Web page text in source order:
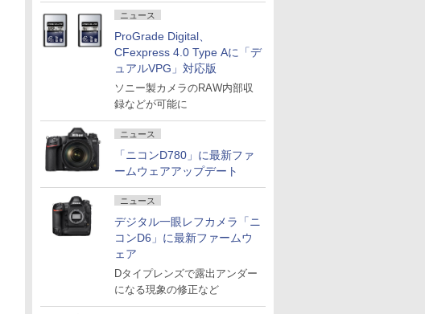
ニュース
ProGrade Digital、
CFexpress 4.0 Type Aに「デ
ュアルVPG」対応版
ソニー製カメラのRAW内部収
録などが可能に
ニュース
「ニコンD780」に最新ファ
ームウェアアップデート
ニュース
デジタル一眼レフカメラ「ニ
コンD6」に最新ファームウ
ェア
Dタイプレンズで露出アンダー
になる現象の修正など